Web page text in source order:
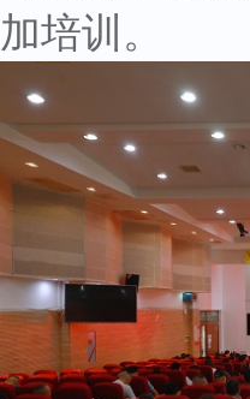
加培训。